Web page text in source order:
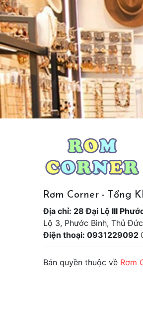
Rơm Corner - Tổng
Địa chỉ: 28 Đại Lộ III
Lộ 3, Phước Bình, Thủ
Điện thoại: 0931229092
Bản quyền thuộc về Rơm